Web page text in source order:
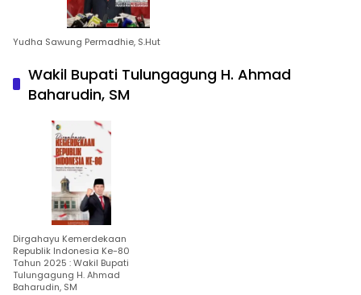
Yudha Sawung Permadhie, S.Hut
Wakil Bupati Tulungagung H. Ahmad
Baharudin, SM
Dirgahayu Kemerdekaan
Republik Indonesia Ke-80
Tahun 2025 : Wakil Bupati
Tulungagung H. Ahmad
Baharudin, SM